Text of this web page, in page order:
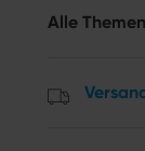
Alle Themen